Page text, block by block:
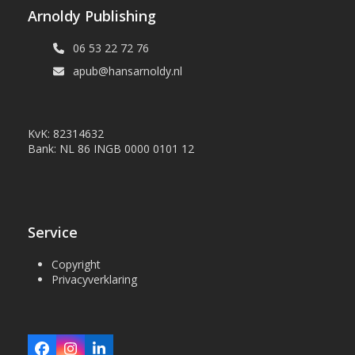
Arnoldy Publishing
06 53 22 72 76
apub@hansarnoldy.nl
KvK: 82314632
Bank: NL 86 INGB 0000 0101 12
Service
Copyright
Privacyverklaring